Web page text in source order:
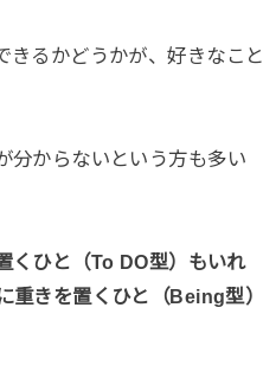
きるかどうかが、好きなこと
分からないという方も多い
くひと（To DO型）もいれ
重きを置くひと（Being型）